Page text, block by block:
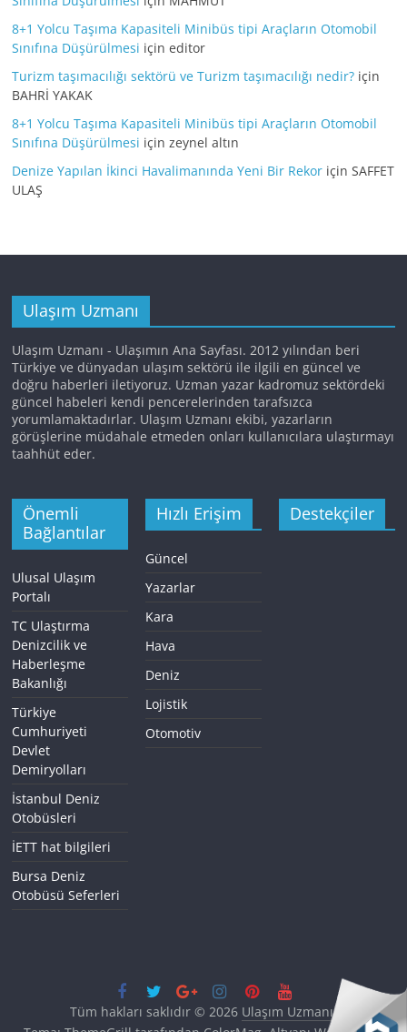
8+1 Yolcu Taşıma Kapasiteli Minibüs tipi Araçların Otomobil
Sınıfına Düşürülmesi içineditor
Turizm taşımacılığı sektörü ve Turizm taşımacılığı nedir? için
BAHRİ YAKAK
8+1 Yolcu Taşıma Kapasiteli Minibüs tipi Araçların Otomobil
Sınıfına Düşürülmesi içinzeynel altın
Denize Yapılan İkinci Havalimanında Yeni Bir Rekor içinSAFFET
ULAŞ
Ulaşım Uzmanı
Ulaşım Uzmanı - Ulaşımın Ana Sayfası. 2012 yılından beri
Türkiye ve dünyadan ulaşım sektörü ile ilgili en güncel ve
doğru haberleri iletiyoruz. Uzman yazar kadromuz sektördeki
güncel habeleri kendi pencerelerinden tarafsızca
yorumlamaktadırlar. Ulaşım Uzmanı ekibi, yazarların
görüşlerine müdahale etmeden onları kullanıcılara ulaştırmayı
taahhüt eder.
Önemli
Bağlantılar
Ulusal Ulaşım
Portalı
TC Ulaştırma
Denizcilik ve
Haberleşme
Bakanlığı
Türkiye
Cumhuriyeti
Devlet
Demiryolları
İstanbul Deniz
Otobüsleri
İETT hat bilgileri
Bursa Deniz
Otobüsü Seferleri
Hızlı Erişim
Güncel
Yazarlar
Kara
Hava
Deniz
Lojistik
Otomotiv
Destekçiler
Tüm hakları saklıdır © 2026 Ulaşım Uzmanı.